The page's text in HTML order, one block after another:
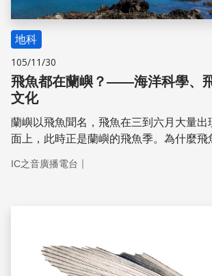
地科
105/11/30
飛魚都在蘭嶼？——海洋科學、
文化
蘭嶼以飛魚聞名，飛魚在三到六月大量出
面上，此時正是蘭嶼的飛魚季。為什麼飛
IC之音廣播電台 ｜